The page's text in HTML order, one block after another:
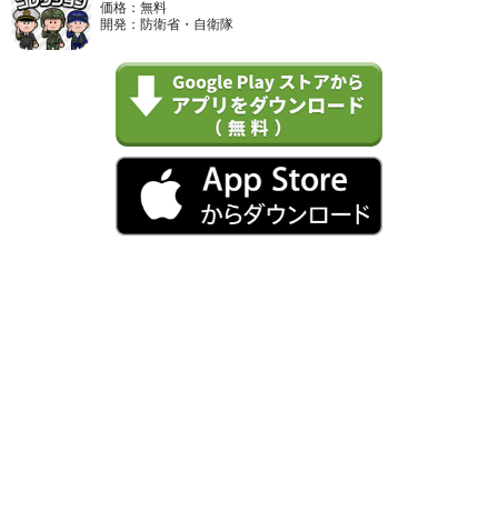
価格：無料
開発：防衛省・自衛隊